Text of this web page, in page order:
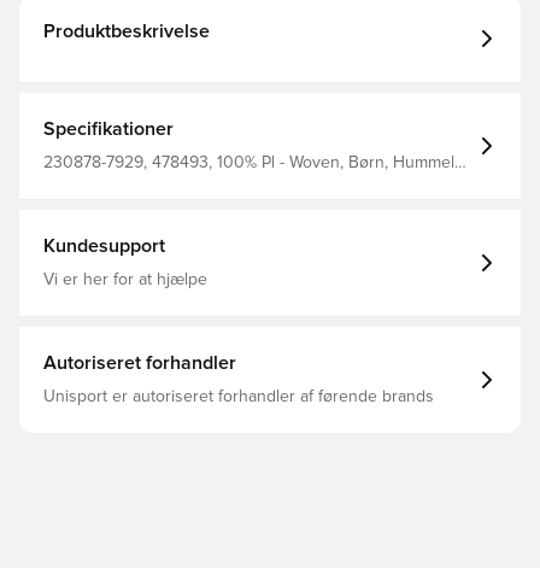
Produktbeskrivelse
Specifikationer
230878-7929, 478493, 100% Pl - Woven, Børn, Hummel
Kundesupport
Vi er her for at hjælpe
Autoriseret forhandler
Unisport er autoriseret forhandler af førende brands